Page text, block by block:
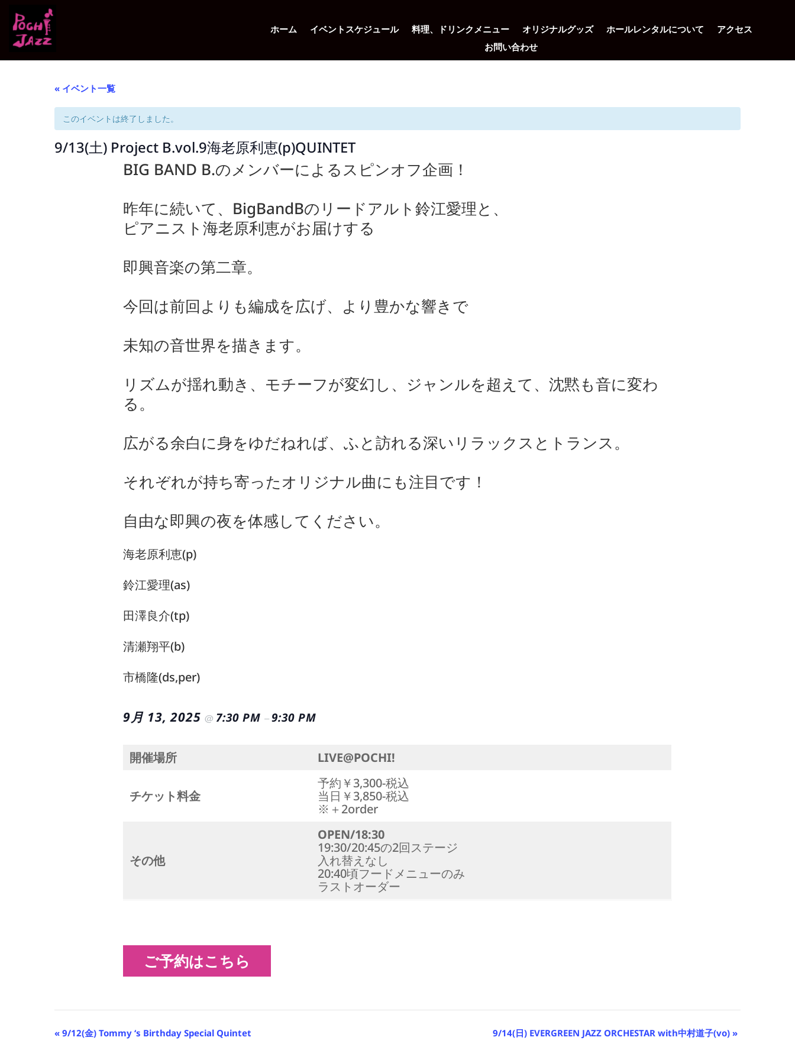
ホーム イベントスケジュール 料理、ドリンクメニュー オリジナルグッズ ホールレンタルについて
アクセス
お問い合わせ
« イベント一覧
このイベントは終了しました。
9/13(土) Project B.vol.9海老原利恵(p)QUINTET
BIG BAND B.のメンバーによるスピンオフ企画！
昨年に続いて、BigBandBのリードアルト鈴江愛理と、
ピアニスト海老原利恵がお届けする
即興音楽の第二章。
今回は前回よりも編成を広げ、より豊かな響きで
未知の音世界を描きます。
リズムが揺れ動き、モチーフが変幻し、ジャンルを超えて、沈黙も音に変わ
る。
広がる余白に身をゆだねれば、ふと訪れる深いリラックスとトランス。
それぞれが持ち寄ったオリジナル曲にも注目です！
自由な即興の夜を体感してください。
海老原利恵(p)
鈴江愛理(as)
田澤良介(tp)
清瀬翔平(b)
市橋隆(ds,per)
9月 13, 2025 @ 7:30 PM –9:30 PM
開催場所 LIVE@POCHI!
チケット料金
予約￥3,300-税込
当日￥3,850-税込
※＋2order
その他
OPEN/18:30
19:30/20:45の2回ステージ
入れ替えなし
20:40頃フードメニューのみ
ラストオーダー
ご予約はこちら
イ
« 9/12(金) Tommy ‘s Birthday Special Quintet 9/14(日) EVERGREEN JAZZ ORCHESTAR with中村道子(vo) »